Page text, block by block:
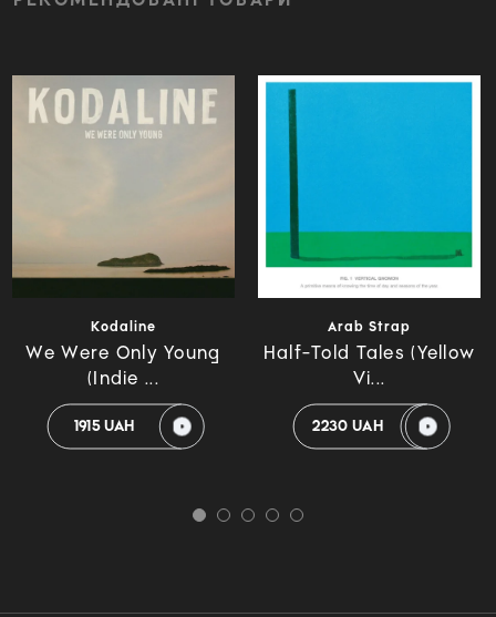
Kodaline
We Were Only Young
(Indie ...
1915 UAH
Arab Strap
Half-Told Tales (Yellow
Vi...
2230 UAH